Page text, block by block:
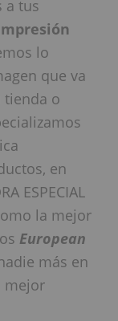
a tus
lo
que va
tienda o
en
ESPECIAL
la mejor
European
más en
mejor